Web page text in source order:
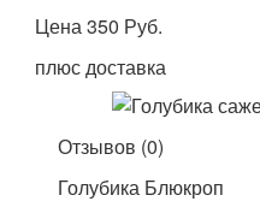
Цена 350 Руб.
плюс доставка
Отзывов (0)
Голубика Блюкроп